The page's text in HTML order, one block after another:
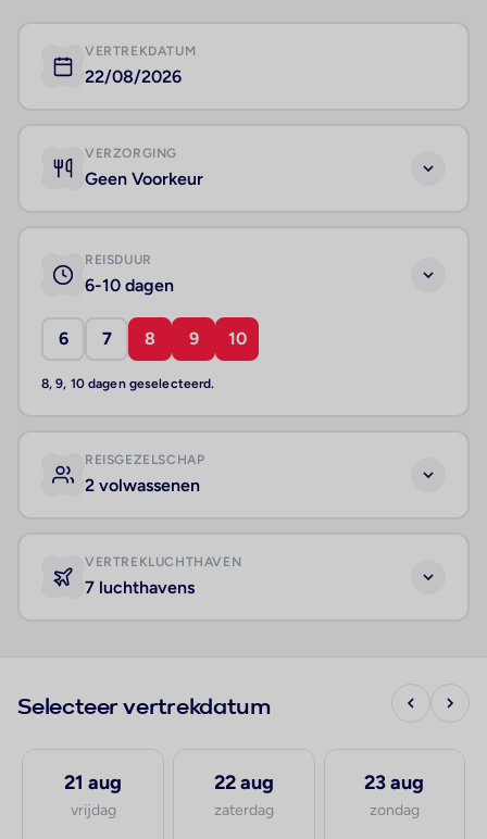
VERTREKDATUM
22/08/2026
VERZORGING
Geen Voorkeur
REISDUUR
6-10 dagen
6 7 8 9 10
8, 9, 10 dagen geselecteerd.
REISGEZELSCHAP
2 volwassenen
VERTREKLUCHTHAVEN
7 luchthavens
Selecteer vertrekdatum
21 aug
vrijdag
22 aug
zaterdag
23 aug
zondag